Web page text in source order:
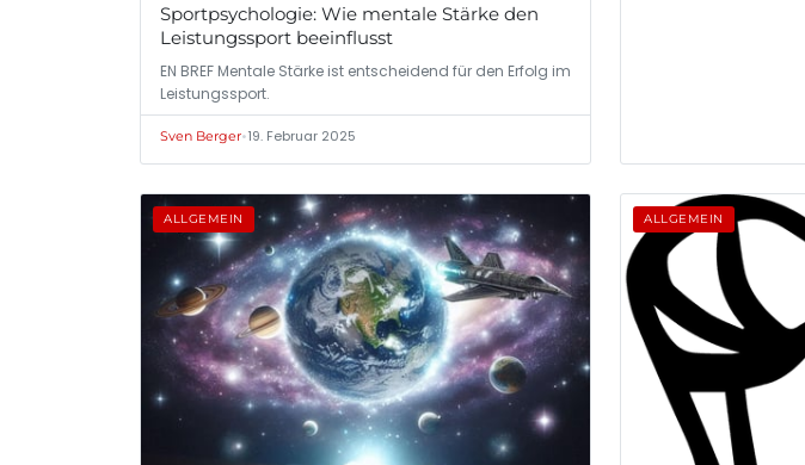
Sportpsychologie: Wie mentale Stärke den
Leistungssport beeinflusst
EN BREF Mentale Stärke ist entscheidend für den Erfolg im
Leistungssport.
Sven Berger•19. Februar 2025
ALLGEMEIN ALLGEMEIN